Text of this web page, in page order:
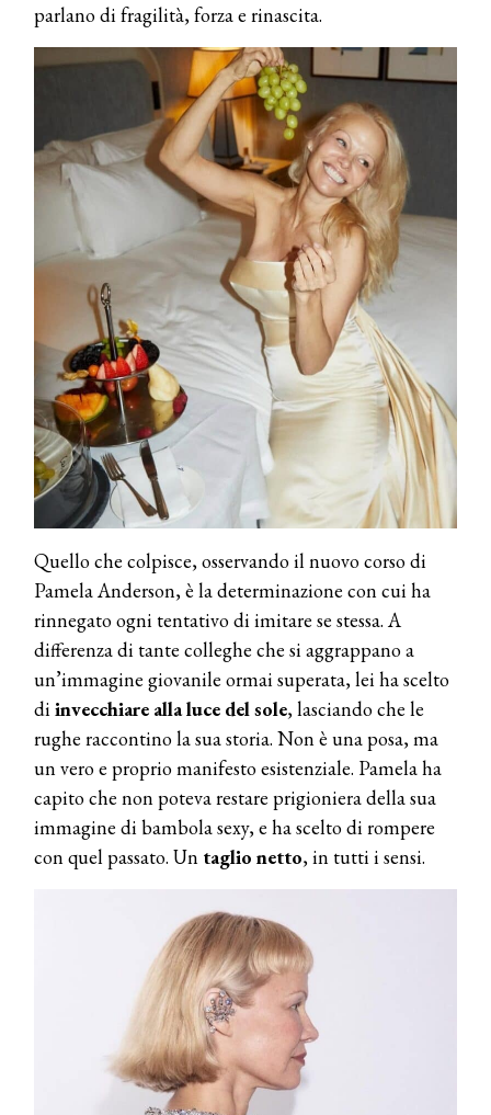
parlano di fragilità, forza e rinascita.
Quello che colpisce, osservando il nuovo corso di
Pamela Anderson, è la determinazione con cui ha
rinnegato ogni tentativo di imitare se stessa. A
differenza di tante colleghe che si aggrappano a
un’immagine giovanile ormai superata, lei ha scelto
diinvecchiare alla luce del sole, lasciando che le
rughe raccontino la sua storia. Non è una posa, ma
un vero e proprio manifesto esistenziale. Pamela ha
capito che non poteva restare prigioniera della sua
immagine di bambola sexy, e ha scelto di rompere
con quel passato. Un taglio netto, in tutti i sensi.